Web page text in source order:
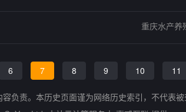
重庆水产养
6 7 8 9 10 11
负责。本历史页面谨为网络历史索引，不代表被